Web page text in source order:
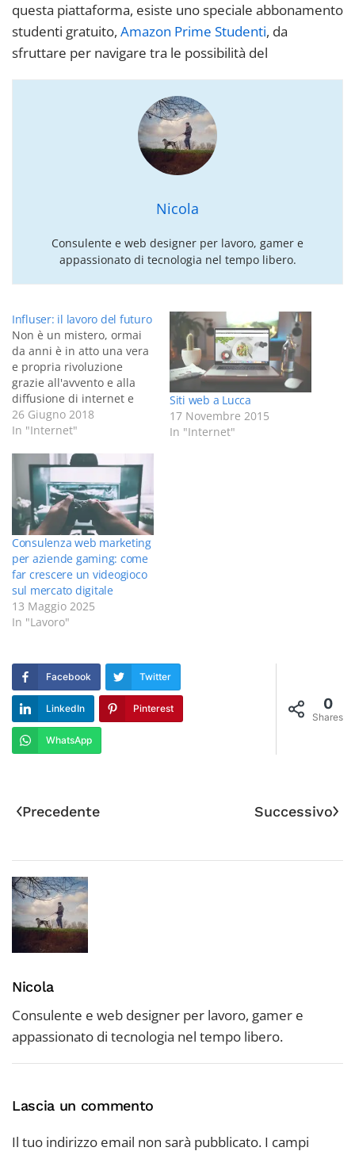
questa piattaforma, esiste uno speciale abbonamento
studenti gratuito, Amazon Prime Studenti, da
sfruttare per navigare tra le possibilità del
Nicola
Consulente e web designer per lavoro, gamer e
appassionato di tecnologia nel tempo libero.
Influser: il lavoro del futuro
Non è un mistero, ormai
da anni è in atto una vera
e propria rivoluzione
grazie all'avvento e alla
diffusione di internet e
soprattutto dei social. Se
da un lato vi sono delle
dall'altro sempre più
figure professionali vanno
a farsi posto in un
panorama ormai mutato
e…
26 Giugno 2018
In "Internet"
Siti web a Lucca
17 Novembre 2015
In "Internet"
Consulenza web marketing
per aziende gaming: come
far crescere un videogioco
sul mercato digitale
13 Maggio 2025
In "Lavoro"
0
Shares
Facebook Twitter
LinkedIn Pinterest
WhatsApp
Precedente Successivo
Nicola
Consulente e web designer per lavoro, gamer e
appassionato di tecnologia nel tempo libero.
Lascia un commento
Il tuo indirizzo email non sarà pubblicato. I campi